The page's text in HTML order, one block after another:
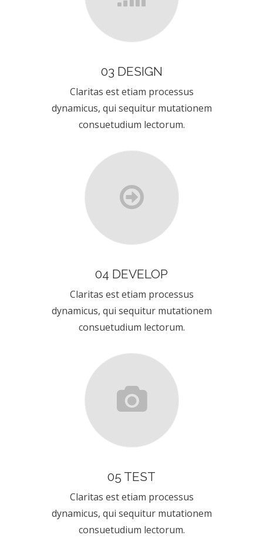
03 DESIGN
Claritas est etiam processus
dynamicus, qui sequitur mutationem
consuetudium lectorum.
04 DEVELOP
Claritas est etiam processus
dynamicus, qui sequitur mutationem
consuetudium lectorum.
05 TEST
Claritas est etiam processus
dynamicus, qui sequitur mutationem
consuetudium lectorum.